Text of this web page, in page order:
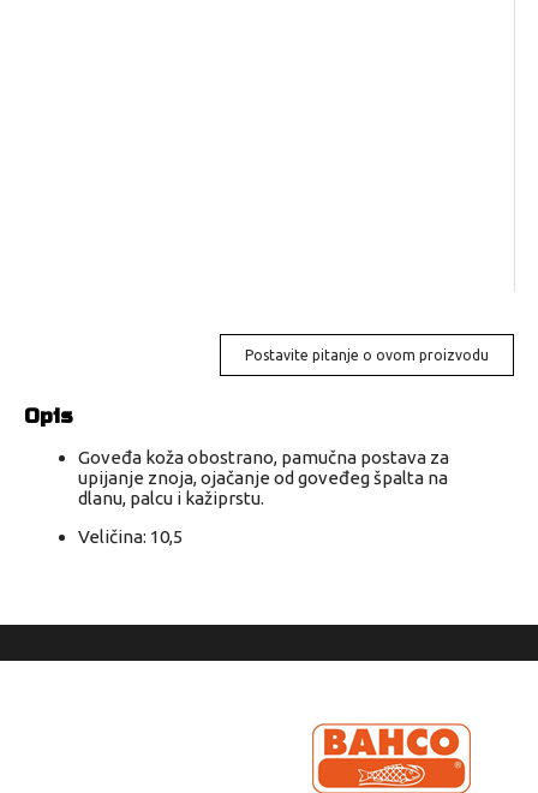
Postavite pitanje o ovom proizvodu
Opis
Goveđa koža obostrano, pamučna postava za
upijanje znoja, ojačanje od goveđeg špalta na
dlanu, palcu i kažiprstu.
Veličina: 10,5